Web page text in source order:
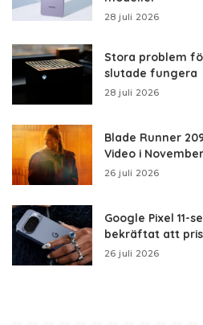
28 juli 2026
Stora problem
slutade fungera
28 juli 2026
Blade Runner
Video i November
26 juli 2026
Google Pixel 11-
bekräftat att
26 juli 2026